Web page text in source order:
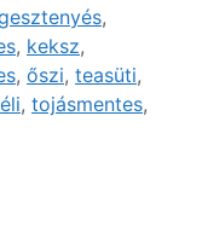
,
, keksz,
, őszi, teasüti,
, tojásmentes,